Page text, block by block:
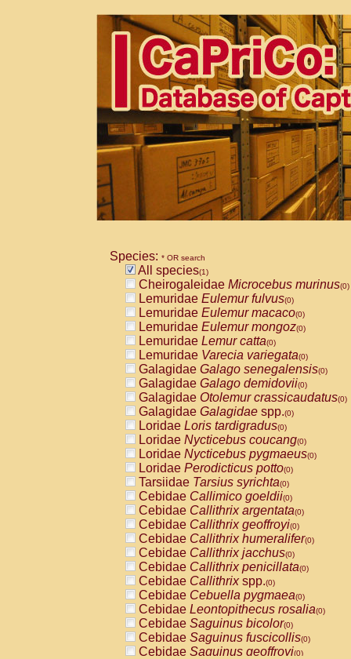
Species: * OR search
All species(1)
Cheirogaleidae Microcebus murinus(0)
Lemuridae Eulemur fulvus(0)
Lemuridae Eulemur macaco(0)
Lemuridae Eulemur mongoz(0)
Lemuridae Lemur catta(0)
Lemuridae Varecia variegata(0)
Galagidae Galago senegalensis(0)
Galagidae Galago demidovii(0)
Galagidae Otolemur crassicaudatus(0)
Galagidae Galagidae spp.(0)
Loridae Loris tardigradus(0)
Loridae Nycticebus coucang(0)
Loridae Nycticebus pygmaeus(0)
Loridae Perodicticus potto(0)
Tarsiidae Tarsius syrichta(0)
Cebidae Callimico goeldii(0)
Cebidae Callithrix argentata(0)
Cebidae Callithrix geoffroyi(0)
Cebidae Callithrix humeralifer(0)
Cebidae Callithrix jacchus(0)
Cebidae Callithrix penicillata(0)
Cebidae Callithrixspp.(0)
Cebidae Cebuella pygmaea(0)
Cebidae Leontopithecus rosalia(0)
Cebidae Saguinus bicolor(0)
Cebidae Saguinus fuscicollis(0)
Cebidae Saguinus geoffroyi(0)